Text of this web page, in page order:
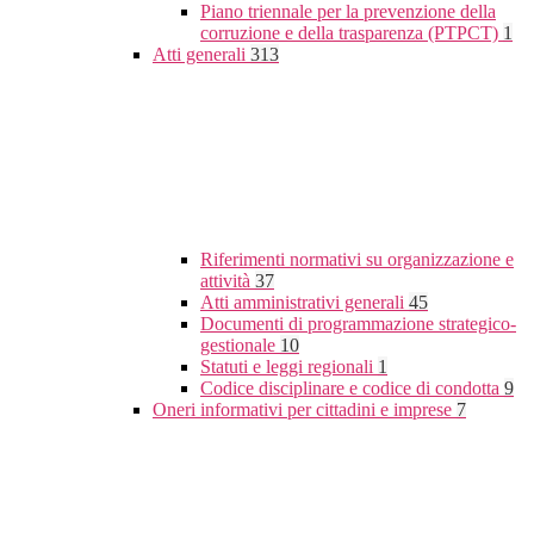
Piano triennale per la prevenzione della
corruzione e della trasparenza (PTPCT) 1
Atti generali 313
Riferimenti normativi su organizzazione e
attività 37
Atti amministrativi generali 45
Documenti di programmazione strategico-
gestionale 10
Statuti e leggi regionali 1
Codice disciplinare e codice di condotta 9
Oneri informativi per cittadini e imprese 7